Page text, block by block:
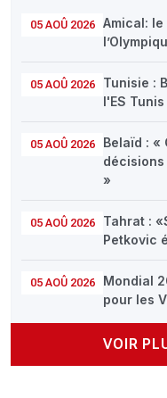
05 AOÛ 2026
Amical:
05 AOÛ 2026
Tunisie :
l'ES Tunis
05 AOÛ 2026
Belaïd : «
»
05 AOÛ 2026
Tahrat :
Petkovic
05 AOÛ 2026
Mondial
pour les
VOIR